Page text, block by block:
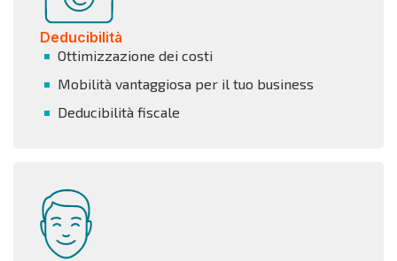
Deducibilità
Ottimizzazione dei costi
Mobilità vantaggiosa per il tuo business
Deducibilità fiscale